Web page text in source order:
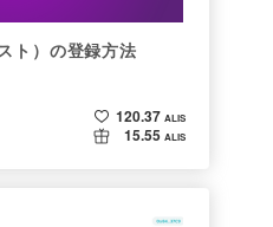
ト）の登録方法
120.37 ALIS
15.55 ALIS